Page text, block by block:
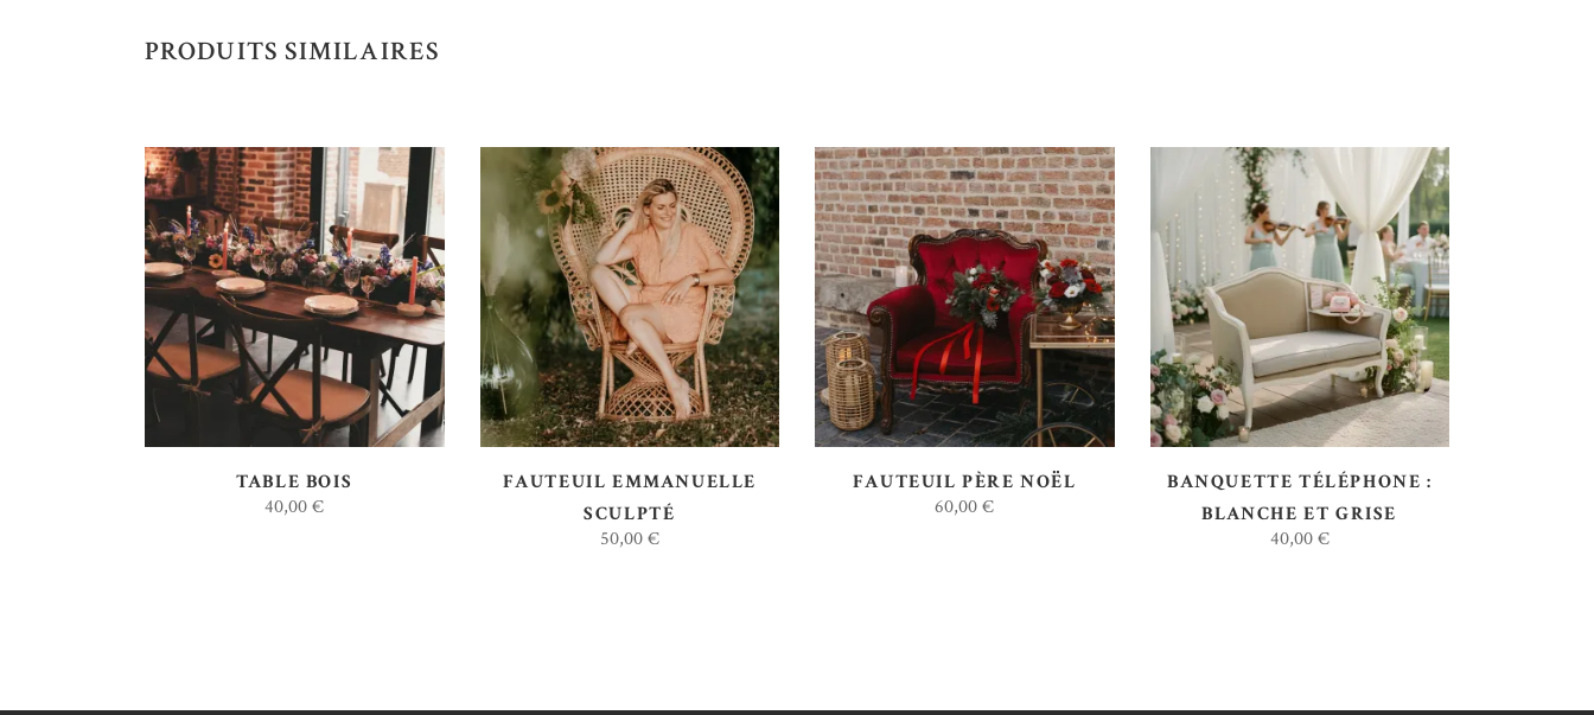
PRODUITS SIMILAIRES
AJOUTER AU DEVIS
TABLE BOIS
40,00€
AJOUTER AU DEVIS
FAUTEUIL EMMANUELLE
SCULPTÉ
50,00€
AJOUTER AU DEVIS
FAUTEUIL PÈRE NOËL
60,00€
AJOUTER AU DEVIS
BANQUETTE TÉLÉPHONE :
BLANCHE ET GRISE
40,00€